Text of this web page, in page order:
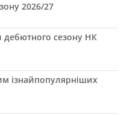
2026/27
сезону НК
ізнайпопулярніших